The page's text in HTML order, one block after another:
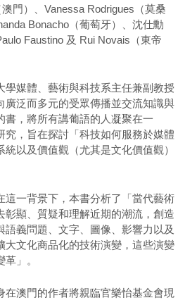
門）、Vanessa Rodrigues（莫桑
Bonacho（葡萄牙）、沈仕勳
Faustino 及 Rui Novais（東帝
學媒體、藝術與科技系主任兼副教授
廣泛而多元的受眾傳播並交流知識與
書，將所有講葡語的人凝聚在一
究，旨在探討「科技如何服務於媒體
以及價值觀（尤其是文化價值觀）
這一背景下，本書分析了「當代藝術
彰顯、質疑和理解近期的潮流，創造
語義問題、文字、圖像、影響力以及
大文化商品化的技術演變，這些演變
」。
在澳門的作者將親臨官樂怡基金會現